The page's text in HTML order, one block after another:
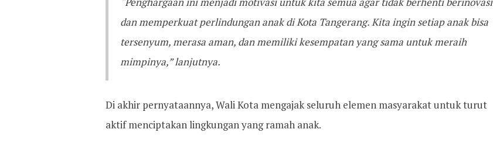
dan memperkuat perlindungan anak di Kota Tangerang. Kita ingin setiap anak bisa
tersenyum, merasa aman, dan memiliki kesempatan yang sama untuk meraih
mimpinya,” lanjutnya.
Di akhir pernyataannya, Wali Kota mengajak seluruh elemen masyarakat untuk turut
aktif menciptakan lingkungan yang ramah anak.